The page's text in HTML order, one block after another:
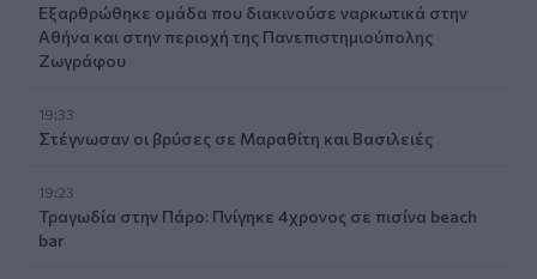
Εξαρθρώθηκε ομάδα που διακινούσε ναρκωτικά στην
Αθήνα και στην περιοχή της Πανεπιστημιούπολης
Ζωγράφου
19:33
Στέγνωσαν οι βρύσες σε Μαραθίτη και Βασιλειές
19:23
Τραγωδία στην Πάρο: Πνίγηκε 4χρονος σε πισίνα beach
bar